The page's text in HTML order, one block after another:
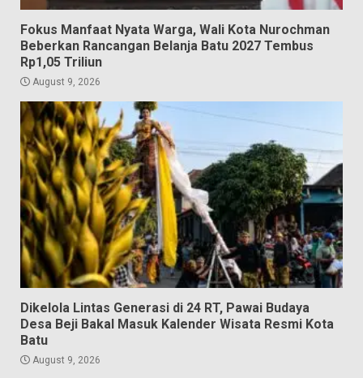
Fokus Manfaat Nyata Warga, Wali Kota Nurochman
Beberkan Rancangan Belanja Batu 2027 Tembus
Rp1,05 Triliun
August 9, 2026
Dikelola Lintas Generasi di 24 RT, Pawai Budaya
Desa Beji Bakal Masuk Kalender Wisata Resmi Kota
Batu
August 9, 2026